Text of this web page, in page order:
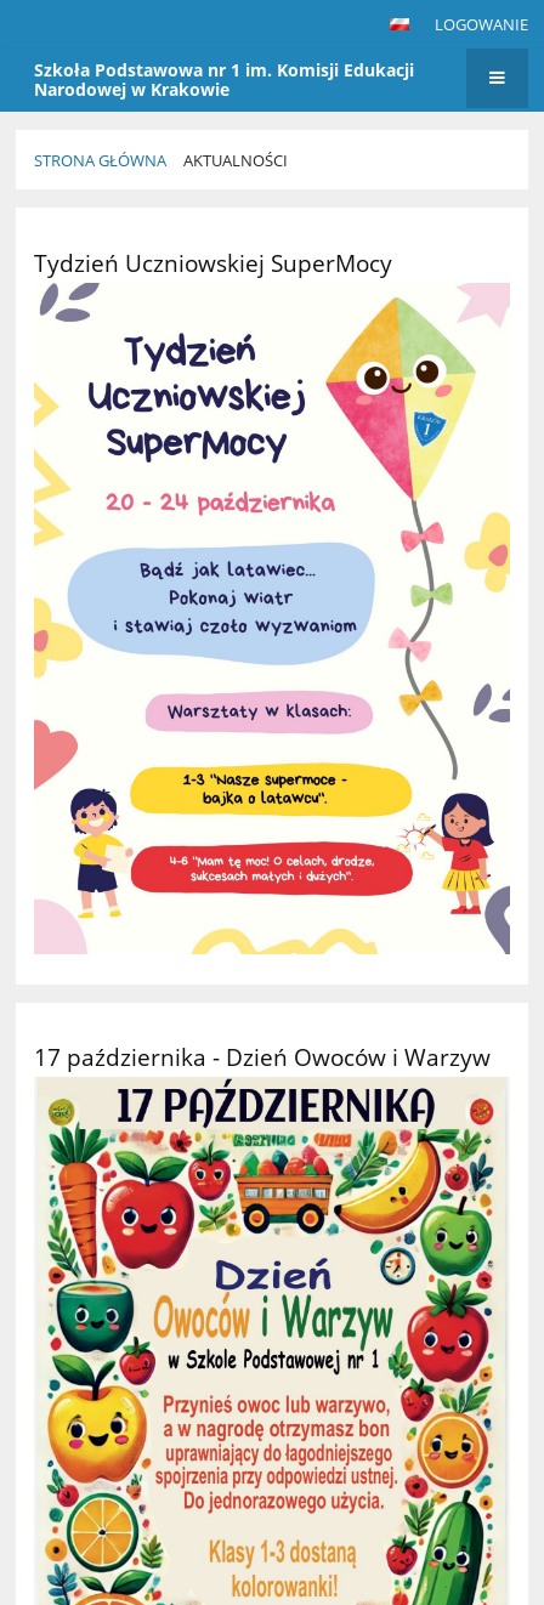
LOGOWANIE
Szkoła Podstawowa nr 1 im. Komisji Edukacji
Narodowej w Krakowie
STRONA GŁÓWNA AKTUALNOŚCI
Tydzień Uczniowskiej SuperMocy
17 października - Dzień Owoców i Warzyw